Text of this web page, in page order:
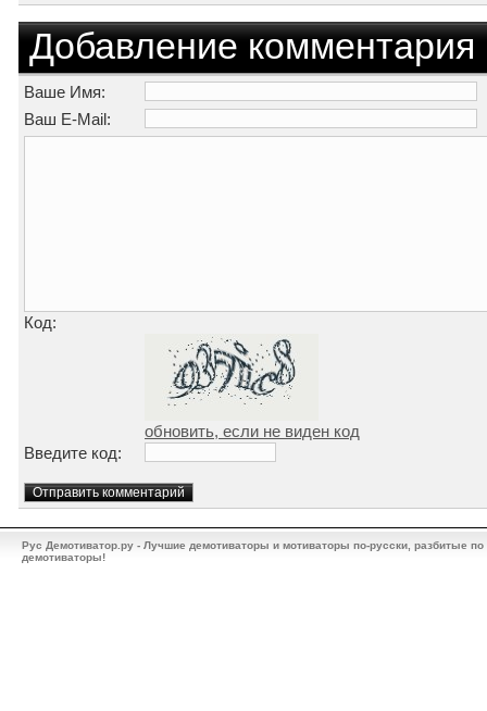
Добавление комментария
Ваше Имя:
Ваш E-Mail:
Код:
обновить, если не виден код
Введите код:
Рус Демотиватор.ру - Лучшие демотиваторы и мотиваторы по-русски, разбитые
демотиваторы!